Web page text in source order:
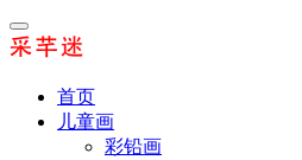
首页
儿童画
彩铅画